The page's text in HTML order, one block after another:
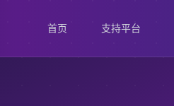
首页 支持平台